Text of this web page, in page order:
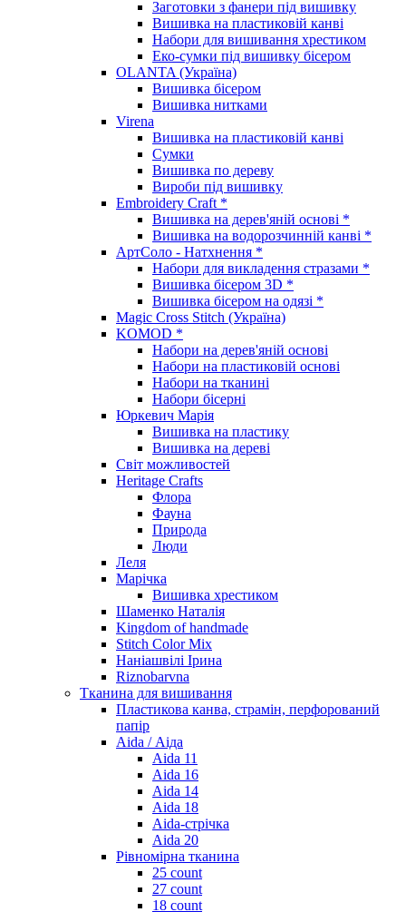
Заготовки з фанери під вишивку
Вишивка на пластиковій канві
Набори для вишивання хрестиком
Еко-сумки під вишивку бісером
OLANTA (Україна)
Вишивка бісером
Вишивка нитками
Virena
Вишивка на пластиковій канві
Сумки
Вишивка по дереву
Вироби під вишивку
Embroidery Craft *
Вишивка на дерев'яній основі *
Вишивка на водорозчинній канві *
АртСоло - Натхнення *
Набори для викладення стразами *
Вишивка бісером 3D *
Вишивка бісером на одязі *
Magic Cross Stitch (Україна)
KOMOD *
Набори на дерев'яній основі
Набори на пластиковій основі
Набори на тканині
Набори бісерні
Юркевич Марія
Вишивка на пластику
Вишивка на дереві
Світ можливостей
Heritage Crafts
Флора
Фауна
Природа
Люди
Леля
Марічка
Вишивка хрестиком
Шаменко Наталія
Kingdom of handmade
Stitch Color Mix
Наніашвілі Ірина
Riznobarvna
Тканина для вишивання
Пластикова канва, страмін, перфорований
папір
Aida / Аіда
Aida 11
Aida 16
Aida 14
Aida 18
Aida-стрічка
Aida 20
Рівномірна тканина
25 count
27 count
18 count